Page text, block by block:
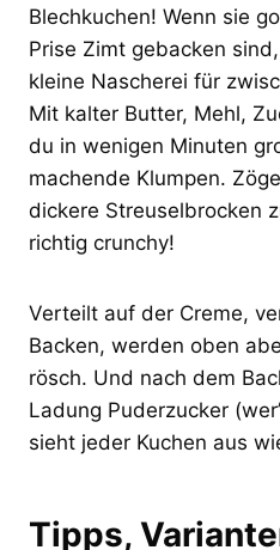
Blechkuchen! Wenn sie
Prise Zimt gebacken
kleine Nascherei für
Mit kalter Butter, Mehl,
du in wenigen Minuten
machende Klumpen.
dickere Streuselbrocken
richtig crunchy!
Verteilt auf der Creme,
Backen, werden oben
rösch. Und nach dem
Ladung Puderzucker
sieht jeder Kuchen aus
Tipps,